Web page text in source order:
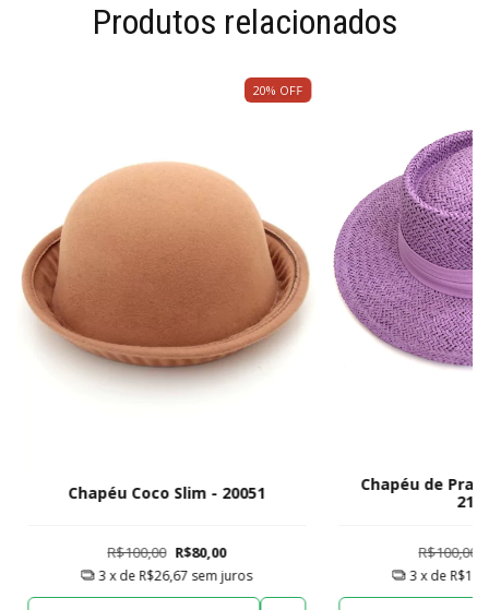
Produtos relacionados
20% OFF
Chapéu Coco Slim - 20051
R$100,00 R$80,00
3x de R$26,67 sem juros
Chapéu de
R$100,00
3 x de